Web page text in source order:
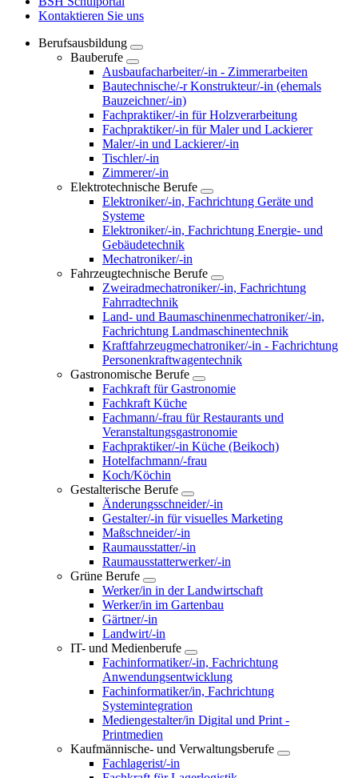
Kontaktieren Sie uns
Berufsausbildung
Bauberufe
Ausbaufacharbeiter/-in - Zimmerarbeiten
Bautechnische/-r Konstrukteur/-in (ehemals
Bauzeichner/-in)
Fachpraktiker/-in für Holzverarbeitung
Fachpraktiker/-in für Maler und Lackierer
Maler/-in und Lackierer/-in
Tischler/-in
Zimmerer/-in
Elektrotechnische Berufe
Elektroniker/-in, Fachrichtung Geräte und
Systeme
Elektroniker/-in, Fachrichtung Energie- und
Gebäudetechnik
Mechatroniker/-in
Fahrzeugtechnische Berufe
Zweiradmechatroniker/-in, Fachrichtung
Fahrradtechnik
Land- und Baumaschinenmechatroniker/-in,
Fachrichtung Landmaschinentechnik
Kraftfahrzeugmechatroniker/-in - Fachrichtung
Personenkraftwagentechnik
Gastronomische Berufe
Fachkraft für Gastronomie
Fachkraft Küche
Fachmann/-frau für Restaurants und
Veranstaltungsgastronomie
Fachpraktiker/-in Küche (Beikoch)
Hotelfachmann/-frau
Koch/Köchin
Gestalterische Berufe
Änderungsschneider/-in
Gestalter/-in für visuelles Marketing
Maßschneider/-in
Raumausstatter/-in
Raumausstatterwerker/-in
Grüne Berufe
Werker/in in der Landwirtschaft
Werker/in im Gartenbau
Gärtner/-in
Landwirt/-in
IT- und Medienberufe
Fachinformatiker/-in, Fachrichtung
Anwendungsentwicklung
Fachinformatiker/in, Fachrichtung
Systemintegration
Mediengestalter/in Digital und Print -
Printmedien
Kaufmännische- und Verwaltungsberufe
Fachlagerist/-in